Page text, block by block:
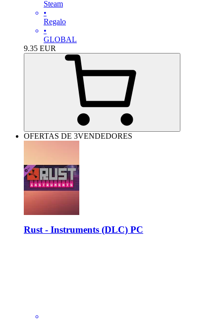
Steam
•
Regalo
•
GLOBAL
9.35 EUR
OFERTAS DE 3VENDEDORES
Rust - Instruments (DLC) PC